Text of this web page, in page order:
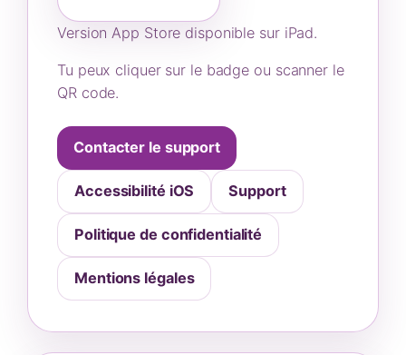
Version App Store disponible sur iPad.
Tu peux cliquer sur le badge ou scanner le
QR code.
Contacter le support
Accessibilité iOS Support
Politique de confidentialité
Mentions légales